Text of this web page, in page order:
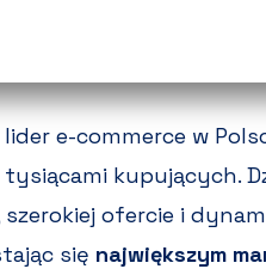
e-commerce w
kupujących.
ofercie i
się największym